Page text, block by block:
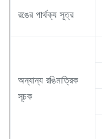
রঙের পার্থক্য সূত্র
অন্যান্য রঙিমাত্রিক
সূচক